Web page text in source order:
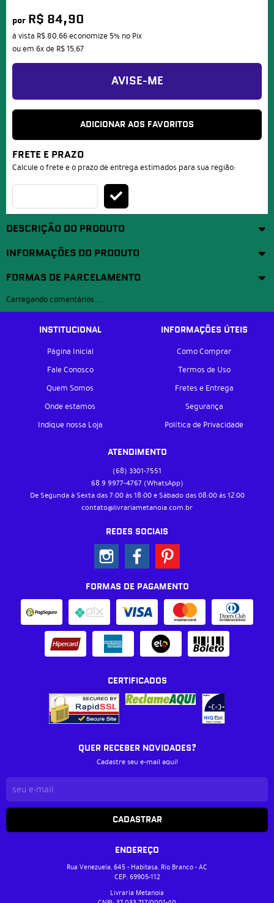
por R$ 84,90
à vista R$ 80,66economize 5% no Pix
ou em 6xde R$ 15,67
AVISE-ME
ADICIONAR AOS FAVORITOS
FRETE E PRAZO
Calcule o frete e o prazo de entrega estimados para sua região:
DESCRIÇÃO DO PRODUTO
INFORMAÇÕES DO PRODUTO
FORMAS DE PARCELAMENTO
Carregando comentários ...
INSTITUCIONAL
Página Inicial
Fale Conosco
Quem Somos
Onde estamos
Indique nossa Loja
INFORMAÇÕES ÚTEIS
Como Comprar
Termos de Uso
Fretes e Entrega
Segurança
Política de Privacidade
ATENDIMENTO
(68) 3301-7551
68 9 9977-4767 (WhatsApp)
De Segunda à Sexta das 7:00 às 18:00 e Sábado das 08:00 às 12:00
contato@livrariametanoia.com.br
REDES SOCIAIS
FORMAS DE PAGAMENTO
CERTIFICADOS
QUER RECEBER NOVIDADES?
Cadastre seu e-mail aqui!
CADASTRAR
ENDEREÇO
Rua Venezuela, 645- Habitasa, Rio Branco-AC
CEP: 69905-112
Livraria Metanoia